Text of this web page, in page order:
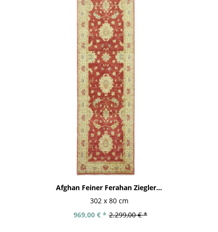
Afghan Feiner Ferahan Ziegler...
302 x 80 cm
2.299,00 € *
969,00 € *